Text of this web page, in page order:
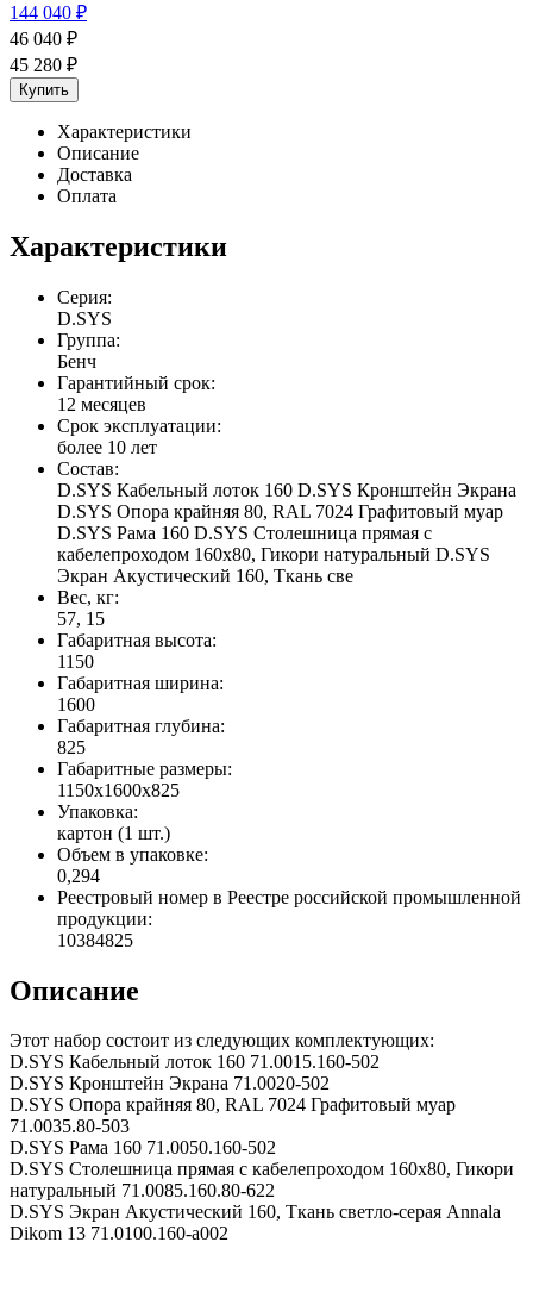
144 040 ₽
46 040 ₽
45 280 ₽
Купить
Характеристики
Описание
Доставка
Оплата
Характеристики
Серия:
D.SYS
Группа:
Бенч
Гарантийный срок:
12 месяцев
Срок эксплуатации:
более 10 лет
Состав:
D.SYS Кабельный лоток 160 D.SYS Кронштейн Экрана
D.SYS Опора крайняя 80, RAL 7024 Графитовый муар
D.SYS Рама 160 D.SYS Столешница прямая с
кабелепроходом 160х80, Гикори натуральный D.SYS
Экран Акустический 160, Ткань све
Вес, кг:
57, 15
Габаритная высота:
1150
Габаритная ширина:
1600
Габаритная глубина:
825
Габаритные размеры:
1150x1600x825
Упаковка:
картон (1 шт.)
Объем в упаковке:
0,294
Реестровый номер в Реестре российской промышленной
продукции:
10384825
Описание
Этот набор состоит из следующих комплектующих:
D.SYS Кабельный лоток 160 71.0015.160-502
D.SYS Кронштейн Экрана 71.0020-502
D.SYS Опора крайняя 80, RAL 7024 Графитовый муар
71.0035.80-503
D.SYS Рама 160 71.0050.160-502
D.SYS Столешница прямая с кабелепроходом 160х80, Гикори
натуральный 71.0085.160.80-622
D.SYS Экран Акустический 160, Ткань светло-серая Annala
Dikom 13 71.0100.160-a002